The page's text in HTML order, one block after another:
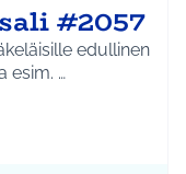
#2057
edullinen
esim. …
Liikunta ja